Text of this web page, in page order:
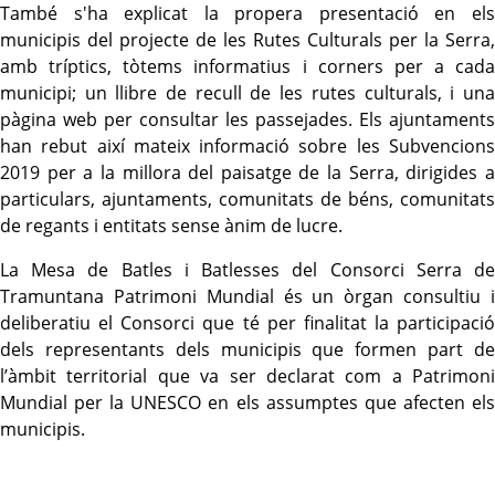
També s'ha explicat la propera presentació en els
municipis del projecte de les Rutes Culturals per la Serra,
amb tríptics, tòtems informatius i corners per a cada
municipi; un llibre de recull de les rutes culturals, i una
pàgina web per consultar les passejades. Els ajuntaments
han rebut així mateix informació sobre les Subvencions
2019 per a la millora del paisatge de la Serra, dirigides a
particulars, ajuntaments, comunitats de béns, comunitats
de regants i entitats sense ànim de lucre.
La Mesa de Batles i Batlesses del Consorci Serra de
Tramuntana Patrimoni Mundial és un òrgan consultiu i
deliberatiu el Consorci que té per finalitat la participació
dels representants dels municipis que formen part de
l’àmbit territorial que va ser declarat com a Patrimoni
Mundial per la UNESCO en els assumptes que afecten els
municipis.